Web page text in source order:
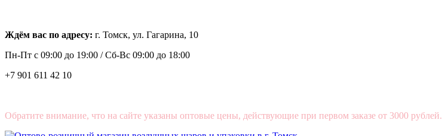
Ждём вас по адресу: г. Томск, ул. Гагарина, 10
Пн-Пт с 09:00 до 19:00 /Сб-Вс 09:00 до 18:00
+7 901 611 42 10
Обратите внимание, что на сайте указаны оптовые цены, действующие при первом заказе от 3000 рублей.